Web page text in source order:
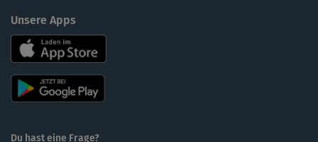
Unsere Apps
Du hast eine Frage?